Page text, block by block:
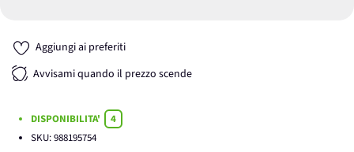
Aggiungi ai preferiti
Avvisami quando il prezzo scende
DISPONIBILITA'
4
SKU:988195754